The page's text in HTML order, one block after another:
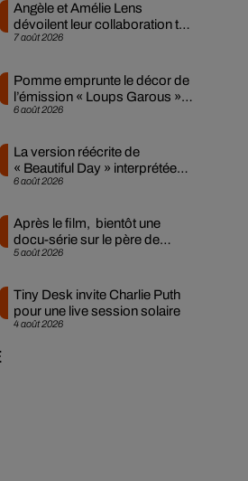
7 août 2026
Angèle et Amélie Lens
dévoilent leur collaboration tant
attendue
6 août 2026
Pomme emprunte le décor de
l’émission « Loups Garous »
pour son...
6 août 2026
La version réécrite de
« Beautiful Day » interprétée
lors des...
5 août 2026
Après le film, bientôt une
docu-série sur le père de
Michael Jackson
4 août 2026
Tiny Desk invite Charlie Puth
pour une live session solaire